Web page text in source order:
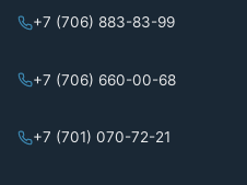
+7 (706) 883-83-99
+7 (706) 660-00-68
+7 (701) 070-72-21